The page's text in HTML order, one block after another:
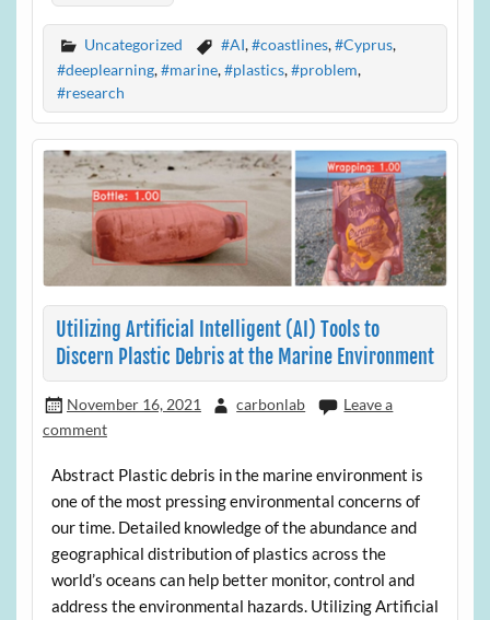
Uncategorized #AI,#coastlines,#Cyprus,
#deeplearning,#marine,#plastics,#problem,
#research
Utilizing Artificial Intelligent (AI) Tools to
Discern Plastic Debris at the Marine Environment
November 16, 2021 carbonlab
Leave a
comment
Abstract Plastic debris in the marine environment is
one of the most pressing environmental concerns of
our time. Detailed knowledge of the abundance and
geographical distribution of plastics across the
world’s oceans can help better monitor, control and
address the environmental hazards. Utilizing Artificial